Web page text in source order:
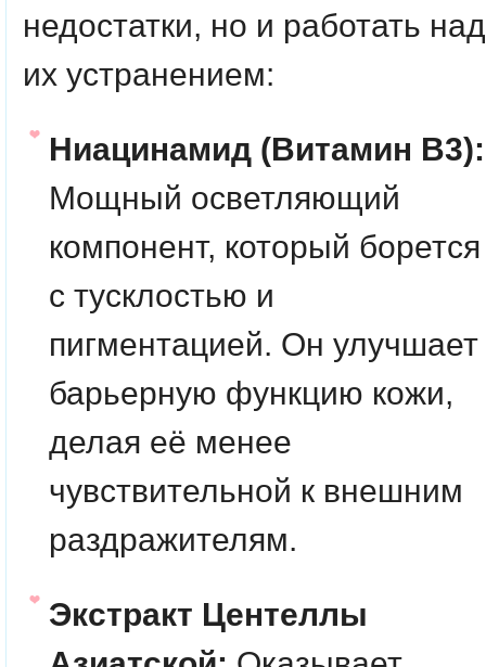
недостатки, но и работать над
их устранением:
Ниацинамид (Витамин B3):
Мощный осветляющий
компонент, который борется
с тусклостью и
пигментацией. Он улучшает
барьерную функцию кожи,
делая её менее
чувствительной к внешним
раздражителям.
Экстракт Центеллы